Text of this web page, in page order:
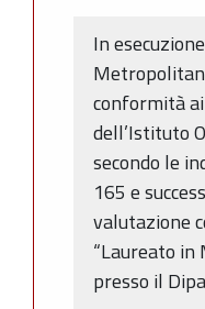
In
conformità
dell’Istituto
secondo le
165 e
valutazione
“Laureato in
presso il